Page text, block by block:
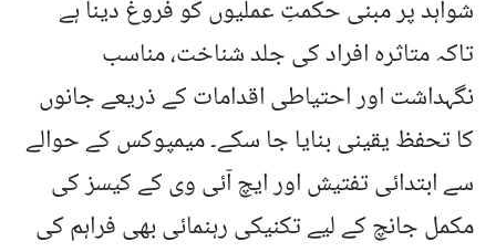
شواہد پر مبنی حکمتِ عملیوں کو فروغ دینا ہے
تاکہ متاثرہ افراد کی جلد شناخت، مناسب
نگہداشت اور احتیاطی اقدامات کے ذریعے جانوں
کا تحفظ یقینی بنایا جا سکے۔ میمپوکس کے حوالے
سے ابتدائی تفتیش اور ایچ آئی وی کے کیسز کی
مکمل جانچ کے لیے تکنیکی رہنمائی بھی فراہم کی